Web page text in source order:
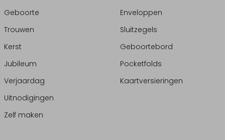
Geboorte
Trouwen
Kerst
Jubileum
Verjaardag
Uitnodigingen
Zelf maken
Enveloppen
Sluitzegels
Geboortebord
Pocketfolds
Kaartversieringen